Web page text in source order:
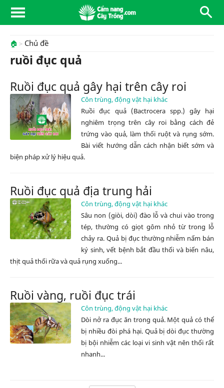
🏠 Chủ đề
ruồi đục quả
Ruồi đục quả gây hại trên cây roi
Côn trùng, động vật hại khác
Ruồi đục quả (Bactrocera spp.) gây hại
nghiêm trọng trên cây roi bằng cách đẻ
trứng vào quả, làm thối ruột và rụng sớm.
Bài viết hướng dẫn cách nhận biết sớm và
biện pháp xử lý hiệu quả.
Ruồi đục quả địa trung hải
Côn trùng, động vật hại khác
Sâu non (giòi, dòi) đào lỗ và chui vào trong
tép, thường có giọt gôm nhỏ từ trong lỗ
chảy ra. Quả bị đục thường nhiễm nấm bán
ký sinh, vết bệnh bắt đầu thối và biến nâu,
thịt quả thối rữa và quả rụng xuống...
Ruồi vàng, ruồi đục trái
Côn trùng, động vật hại khác
Dòi nở ra đục ăn trong quả. Một quả có thể
bị nhiều đòi phá hại. Quả bị dòi đục thường
bị bội nhiễm các loại vi sinh vật nên thối rất
nhanh...